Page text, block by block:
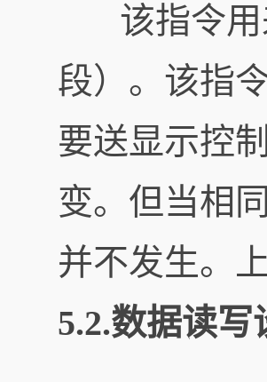
该指令用
段）。该指
要送显示控
变。但当相
并不发生。
5.2.数据读写